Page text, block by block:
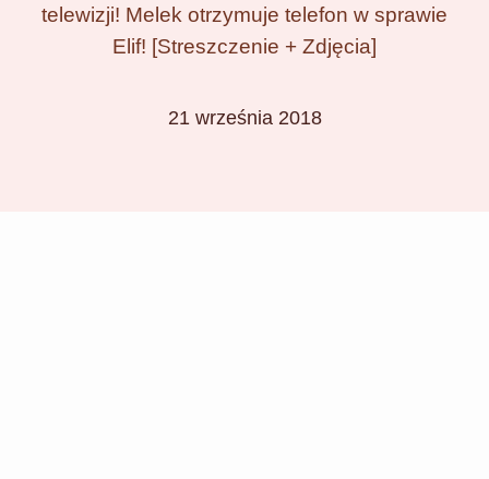
telewizji! Melek otrzymuje telefon w sprawie
Elif! [Streszczenie + Zdjęcia]
21 września 2018